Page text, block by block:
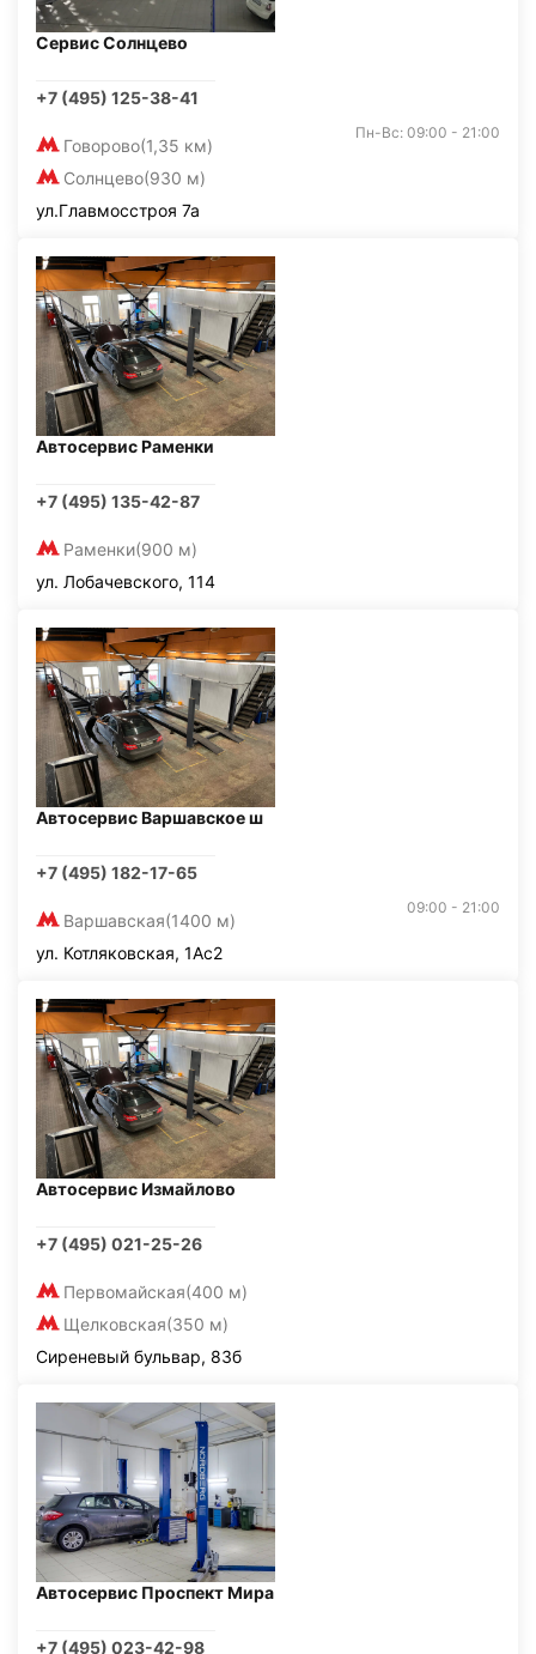
Сервис Солнцево
+7 (495) 125-38-41
Говорово(1,35 км)
Солнцево(930 м)
Пн-Вс: 09:00 - 21:00
ул.Главмосстроя 7а
Автосервис Раменки
+7 (495) 135-42-87
Раменки(900 м)
ул. Лобачевского, 114
Автосервис Варшавское ш
+7 (495) 182-17-65
Варшавская(1400 м)
09:00 - 21:00
ул. Котляковская, 1Ас2
Автосервис Измайлово
+7 (495) 021-25-26
Первомайская(400 м)
Щелковская(350 м)
Сиреневый бульвар, 83б
Автосервис Проспект Мира
+7 (495) 023-42-98